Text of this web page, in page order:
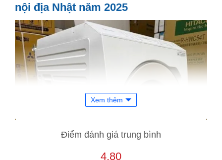
nội địa Nhật năm 2025
Xem thêm
Điểm đánh giá trung bình
4.80